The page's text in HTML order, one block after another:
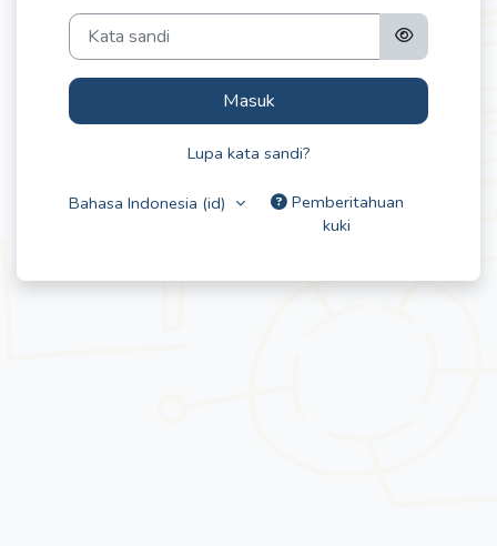
Kata sandi
Masuk
Lupa kata sandi?
Bahasa Indonesia ‎(id)‎
Pemberitahuan
kuki